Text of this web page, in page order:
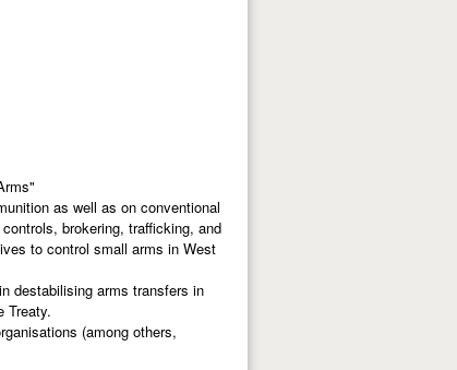
as well as on conventional
brokering, trafficking, and
to control small arms in West
destabilising arms transfers in
Treaty.
(among others,